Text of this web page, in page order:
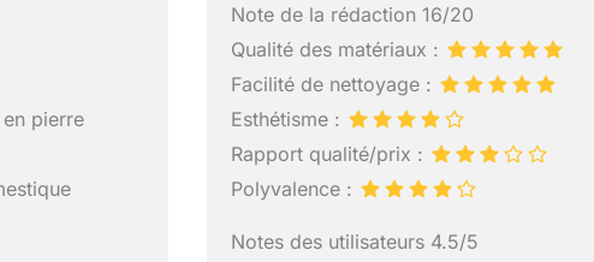
pierre
Note de la rédaction 16/20
Qualité des matériaux :
Facilité de nettoyage :
Esthétisme :
Rapport qualité/prix :
Polyvalence :
Notes des utilisateurs 4.5/5